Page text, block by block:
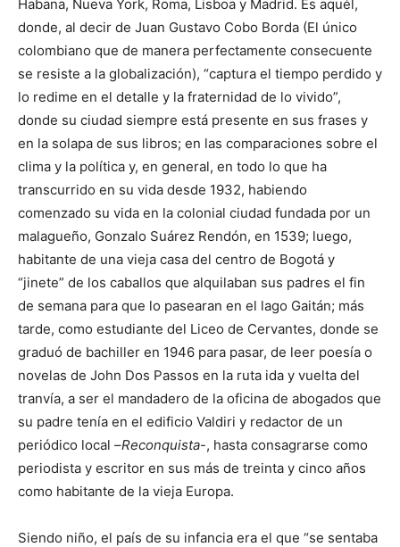
Habana, Nueva York, Roma, Lisboa y Madrid. Es aquél,
donde, al decir de Juan Gustavo Cobo Borda (El único
colombiano que de manera perfectamente consecuente
se resiste a la globalización), “captura el tiempo perdido y
lo redime en el detalle y la fraternidad de lo vivido”,
donde su ciudad siempre está presente en sus frases y
en la solapa de sus libros; en las comparaciones sobre el
clima y la política y, en general, en todo lo que ha
transcurrido en su vida desde 1932, habiendo
comenzado su vida en la colonial ciudad fundada por un
malagueño, Gonzalo Suárez Rendón, en 1539; luego,
habitante de una vieja casa del centro de Bogotá y
“jinete” de los caballos que alquilaban sus padres el fin
de semana para que lo pasearan en el lago Gaitán; más
tarde, como estudiante del Liceo de Cervantes, donde se
graduó de bachiller en 1946 para pasar, de leer poesía o
novelas de John Dos Passos en la ruta ida y vuelta del
tranvía, a ser el mandadero de la oficina de abogados que
su padre tenía en el edificio Valdiri y redactor de un
periódico local –Reconquista-, hasta consagrarse como
periodista y escritor en sus más de treinta y cinco años
como habitante de la vieja Europa.
Siendo niño, el país de su infancia era el que “se sentaba